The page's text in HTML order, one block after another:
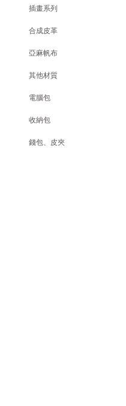
插畫系列
合成皮革
亞麻帆布
其他材質
電腦包
收納包
錢包、皮夾